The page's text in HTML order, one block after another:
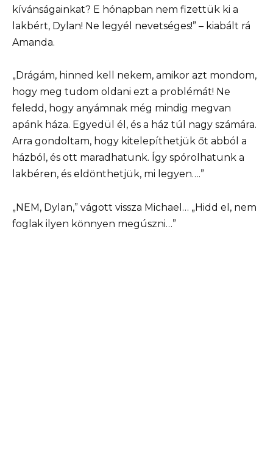
kívánságainkat? E hónapban nem fizettük ki a
lakbért, Dylan! Ne legyél nevetséges!” – kiabált rá
Amanda.
„Drágám, hinned kell nekem, amikor azt mondom,
hogy meg tudom oldani ezt a problémát! Ne
feledd, hogy anyámnak még mindig megvan
apánk háza. Egyedül él, és a ház túl nagy számára.
Arra gondoltam, hogy kitelepíthetjük őt abból a
házból, és ott maradhatunk. Így spórolhatunk a
lakbéren, és eldönthetjük, mi legyen….”
„NEM, Dylan,” vágott vissza Michael… „Hidd el, nem
foglak ilyen könnyen megúszni…”